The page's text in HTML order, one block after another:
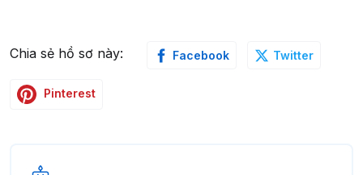
Chia sẻ hồ sơ này: Facebook Twitter
Pinterest